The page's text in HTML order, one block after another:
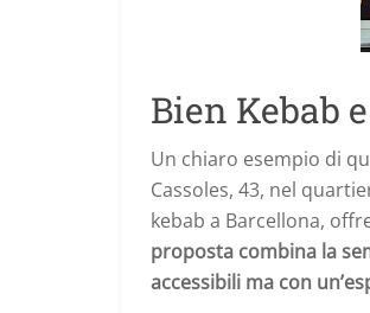
Bien Kebab
Un chiaro esempio di
Cassoles, 43, nel
kebab a Barcellona,
proposta combina la
accessibili ma con